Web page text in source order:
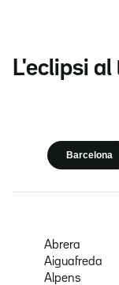
L'eclipsi
Barcelona
Abrera
Aiguafreda
Alpens